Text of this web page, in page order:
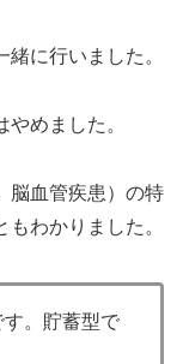
緒に行いました。
めました。
脳血管疾患）の特
わかりました。
す。貯蓄型で